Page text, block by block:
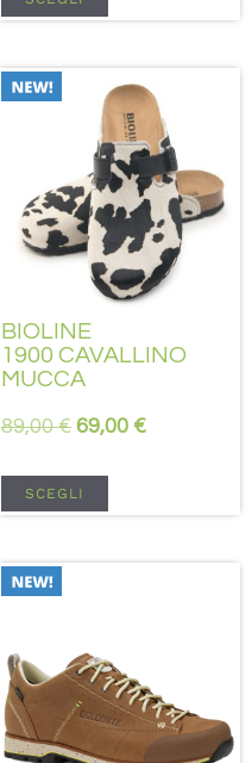
BIOLINE
1900 CAVALLINO
MUCCA
89,00€ 69,00 €
SCEGLI